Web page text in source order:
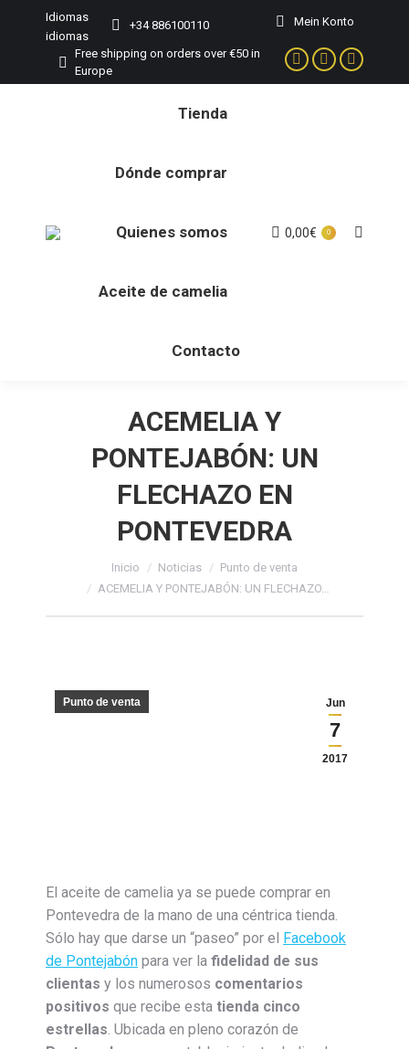
Idiomas
idiomas
+34 886100110
Free shipping on orders over €50 in
Europe
Mein Konto
Facebook
Instagram
YouTube
Tienda
Dónde comprar
Quienes somos
Aceite de camelia
Contacto
0,00€ 0 Buscar:
ACEMELIA Y
PONTEJABÓN: UN
FLECHAZO EN
PONTEVEDRA
Estás aquí:Inicio Noticias
Punto de venta
ACEMELIA Y PONTEJABÓN: UN FLECHAZO…
Jun
7
2017
Punto de venta
El aceite de camelia ya se puede comprar en
Pontevedra de la mano de una céntrica tienda.
Sólo hay que darse un “paseo” por el Facebook
de Pontejabón para ver la fidelidad de sus
clientas y los numerosos comentarios
positivos que recibe esta tienda cinco
estrellas. Ubicada en pleno corazón de